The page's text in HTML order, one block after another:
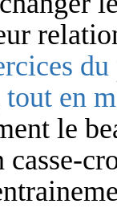
tout en
le